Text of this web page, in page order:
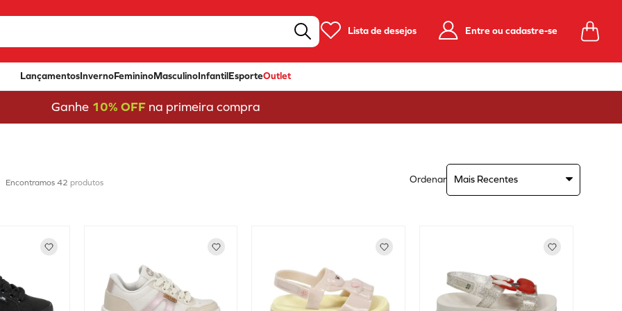
Lista de desejos Entre ou cadastre-se
LançamentosInvernoFemininoMasculinoInfantilEsporteOutlet
Ganhe 10% OFFna primeira compra
42 produtos Ordenar Mais Recentes